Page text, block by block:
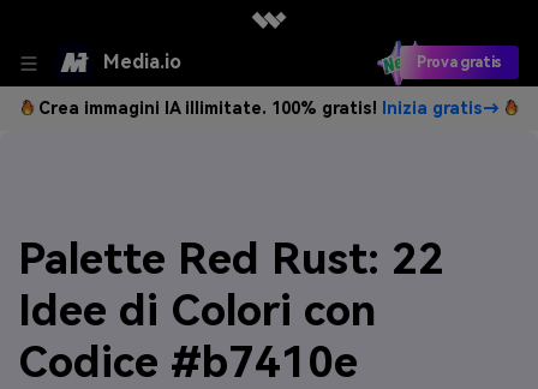
Media.io Prova gratis
Crea immagini IA illimitate. 100% gratis! Inizia gratis→
Palette Red Rust: 22
Idee di Colori con
Codice #b7410e